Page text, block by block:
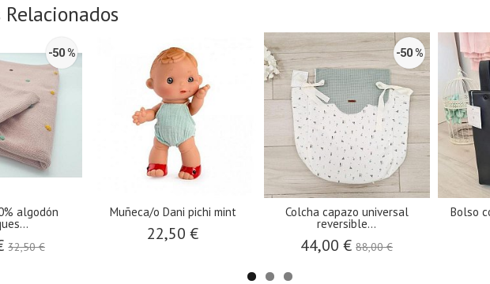
-50 %
algodón
32,50 €
Muñeca/o Dani pichi mint
22,50 €
-50 %
Colcha capazo universal
reversible...
44,00 €88,00 €
Bolso